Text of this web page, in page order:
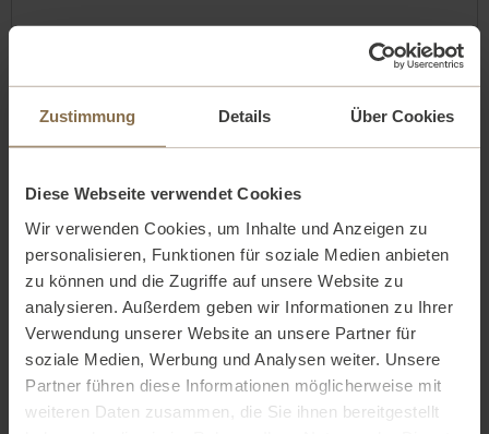
Zustimmung Details Über Cookies
Diese Webseite verwendet Cookies
Wir verwenden Cookies, um Inhalte und Anzeigen zu
personalisieren, Funktionen für soziale Medien anbieten
zu können und die Zugriffe auf unsere Website zu
analysieren. Außerdem geben wir Informationen zu Ihrer
Verwendung unserer Website an unsere Partner für
soziale Medien, Werbung und Analysen weiter. Unsere
Partner führen diese Informationen möglicherweise mit
weiteren Daten zusammen, die Sie ihnen bereitgestellt
Bestellnummer
Erhalten am